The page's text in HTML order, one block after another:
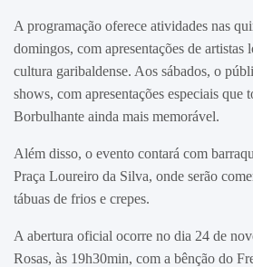
A programação oferece atividades nas
domingos, com apresentações de artistas
cultura garibaldense. Aos sábados, o
shows, com apresentações especiais que
Borbulhante ainda mais memorável.
Além disso, o evento contará com
Praça Loureiro da Silva, onde serão
tábuas de frios e crepes.
A abertura oficial ocorre no dia 24 de
Rosas, às 19h30min, com a bênção do